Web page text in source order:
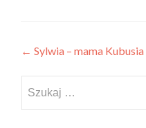
Post
navigation
← Sylwia – mama Kubusia